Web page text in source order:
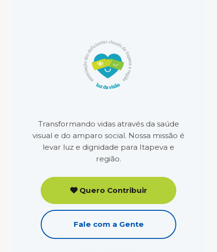
Transformando vidas através da saúde
visual e do amparo social. Nossa missão é
levar luz e dignidade para Itapeva e
região.
Quero Contribuir
Fale com a Gente